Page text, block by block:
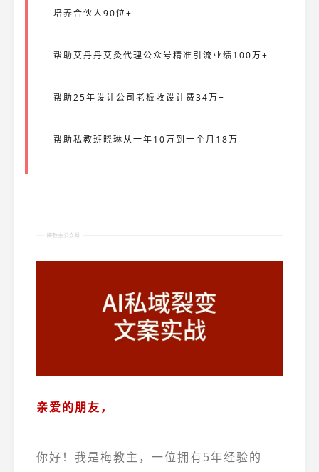
培养合伙人90位+
帮助艾丹丹艾灸代理公众号精准引流业绩100万+
帮助25年设计公司老板收设计费34万+
帮助私教班晓琳从一年10万到一个月18万
亲爱的朋友，
你好！我是梅教主，一位拥有5年经验的